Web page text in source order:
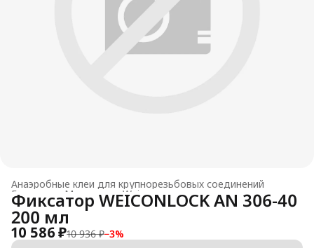
Анаэробные клеи для крупнорезьбовых соединений
Материалы Weicon ›
Главная
Фиксатор WEICONLOCK AN 306-40
200 мл
10 586 ₽10 936 ₽−3%